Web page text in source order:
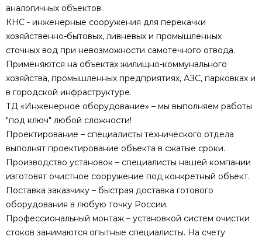
аналогичных объектов.
КНС - инженерные сооружения для перекачки
хозяйственно-бытовых, ливневых и промышленных
сточных вод при невозможности самотечного отвода.
Применяются на объектах жилищно-коммунального
хозяйства, промышленных предприятиях, АЗС, парковках и
в городской инфраструктуре.
ТД «Инженерное оборудование» – мы выполняем работы
"под ключ" любой сложности!
Проектирование – специалисты технического отдела
выполнят проектирование объекта в сжатые сроки.
Производство установок – специалисты нашей компании
изготовят очистное сооружение под конкретный объект.
Поставка заказчику – быстрая доставка готового
оборудования в любую точку России.
Профессиональный монтаж – установкой систем очистки
стоков занимаются опытные специалисты. На счету